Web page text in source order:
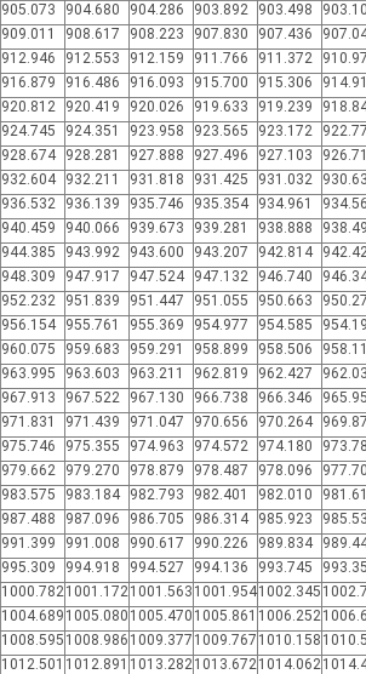
905.073 904.680 904.286 903.892 903.498
909.011 908.617 908.223 907.830 907.436
912.946 912.553 912.159 911.766 911.372
916.879 916.486 916.093 915.700 915.306
920.812 920.419 920.026 919.633 919.239
924.745 924.351 923.958 923.565 923.172
928.674 928.281 927.888 927.496 927.103
932.604 932.211 931.818 931.425 931.032
936.532 936.139 935.746 935.354 934.961
940.459 940.066 939.673 939.281 938.888
944.385 943.992 943.600 943.207 942.814
948.309 947.917 947.524 947.132 946.740
952.232 951.839 951.447 951.055 950.663
956.154 955.761 955.369 954.977 954.585
960.075 959.683 959.291 958.899 958.506
963.995 963.603 963.211 962.819 962.427
967.913 967.522 967.130 966.738 966.346
971.831 971.439 971.047 970.656 970.264
975.746 975.355 974.963 974.572 974.180
979.662 979.270 978.879 978.487 978.096
983.575 983.184 982.793 982.401 982.010
987.488 987.096 986.705 986.314 985.923
991.399 991.008 990.617 990.226 989.834
995.309 994.918 994.527 994.136 993.745
1000.7821001.1721001.563 1001.9541002.345
1004.689 1005.080 1005.470 1005.861 1006.252
1008.595 1008.986 1009.377 1009.767 1010.158
1012.501 1012.891 1013.2821013.6721014.062